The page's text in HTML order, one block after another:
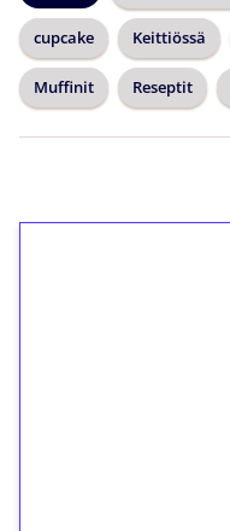
cupcake Keittiössä
Muffinit Reseptit